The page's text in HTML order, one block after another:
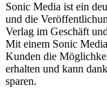
Sonic Media ist ein
und die
Verlag im Geschäft
Mit einem Sonic
Kunden die
erhalten und kann
sparen.